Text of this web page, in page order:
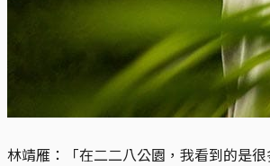
林靖雁：「在二二八公園，我看到的是